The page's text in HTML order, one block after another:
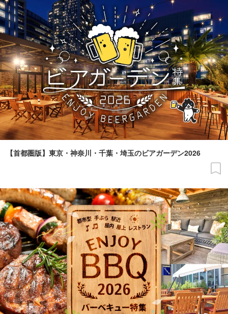
【首都圏版】東京・神奈川・千葉・埼玉のビアガーデン2026